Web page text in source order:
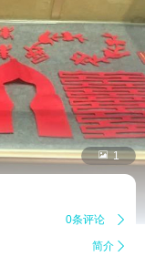
 1
0条评论 
简介 